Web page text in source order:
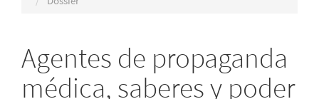
Agentes de propaganda
médica, saberes y poder